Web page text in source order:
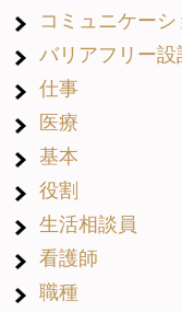
コミュニケーシ
バリアフリー設
仕事
医療
基本
役割
生活相談員
看護師
職種